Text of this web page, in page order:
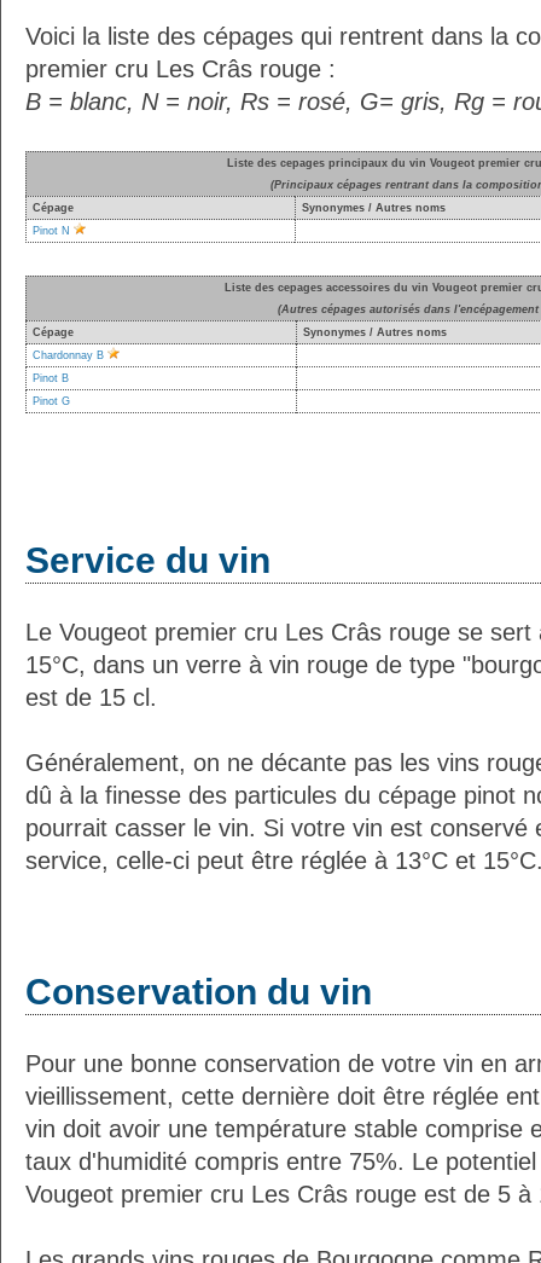
Voici la liste des cépages qui rentrent dans la
premier cru Les Crâs rouge :
B = blanc, N = noir, Rs = rosé, G= gris, Rg =
Liste des cepages principaux du vin Vougeot premier
(Principaux cépages rentrant dans la
Cépage
Synonymes / Autres noms
Pinot N
Liste des cepages accessoires du vin Vougeot premier
(Autres cépages autorisés dans
Cépage
Synonymes / Autres noms
Chardonnay B
Pinot B
Pinot G
Service du vin
Le Vougeot premier cru Les Crâs rouge se
15°C, dans un verre à vin rouge de type
est de 15 cl.
Généralement, on ne décante pas les vins
dû à la finesse des particules du cépage pinot
pourrait casser le vin. Si votre vin est conservé
service, celle-ci peut être réglée à 13°C et
Conservation du vin
Pour une bonne conservation de votre vin en
vieillissement, cette dernière doit être réglée
vin doit avoir une température stable comprise
taux d'humidité compris entre 75%. Le
Vougeot premier cru Les Crâs rouge est de 5 à